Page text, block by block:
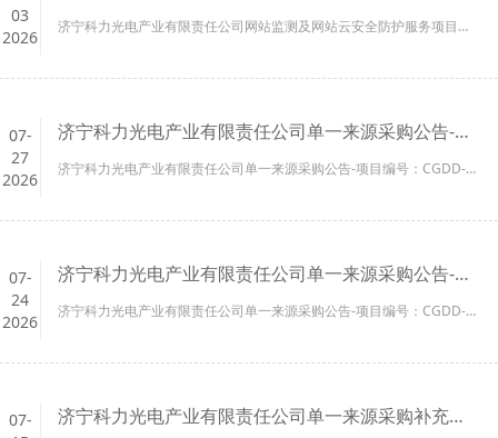
03
2026
济宁科力光电产业有限责任公司网站监测及网站云安全防护服务项目废标公告...
07-
27
2026
济宁科力光电产业有限责任公司单一来源采购公告-项目编号：CGDD-2026-3024
济宁科力光电产业有限责任公司单一来源采购公告-项目编号：CGDD-2026-3024...
07-
24
2026
济宁科力光电产业有限责任公司单一来源采购公告-项目编号：CGDD-2026-3003
济宁科力光电产业有限责任公司单一来源采购公告-项目编号：CGDD-2026-3003...
07-
济宁科力光电产业有限责任公司单一来源采购补充公告-项目编号：CGDD-2026-0369